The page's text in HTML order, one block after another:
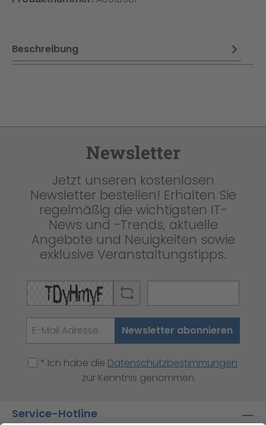
Beschreibung
Newsletter
Jetzt unseren kostenlosen
Newsletter bestellen! Erhalten Sie
regelmäßig die wichtigsten IT-
News und -Trends, aktuelle
Angebote und Neuigkeiten sowie
exklusive Veranstaltungstipps.
Newsletter abonnieren
* Ich habe die Datenschutzbestimmungen
zur Kenntnis genommen.
Service-Hotline